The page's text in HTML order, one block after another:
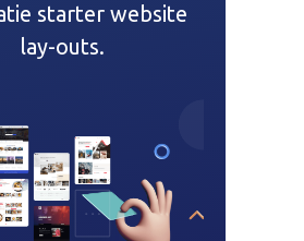
starter website
lay-outs.